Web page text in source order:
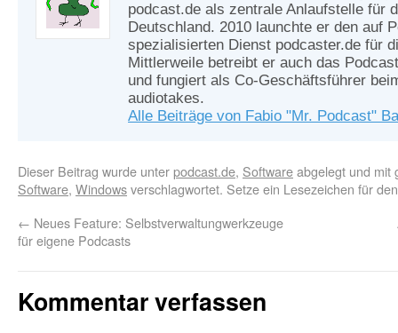
podcast.de als zentrale Anlaufstelle für
Deutschland. 2010 launchte er den auf
spezialisierten Dienst podcaster.de für
Mittlerweile betreibt er auch das
und fungiert als Co-Geschäftsführer
audiotakes.
Alle Beiträge von Fabio "Mr. Podcast"
Dieser Beitrag wurde unterpodcast.de, Softwareabgelegt und mit
Software, Windowsverschlagwortet. Setze ein Lesezeichen für
← Neues Feature: Selbstverwaltungwerkzeuge
für eigene Podcasts
Kommentar verfassen